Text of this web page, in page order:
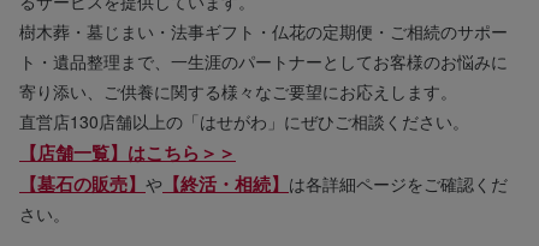
樹木葬・墓じまい・法事ギフト・仏花の定期便・ご相続のサポー
ト・遺品整理まで、一生涯のパートナーとしてお客様のお悩みに
寄り添い、ご供養に関する様々なご要望にお応えします。
直営店130店舗以上の「はせがわ」にぜひご相談ください。
【店舗一覧】はこちら＞＞
【墓石の販売】 や 【終活・相続】 は各詳細ページをご確認くだ
さい。